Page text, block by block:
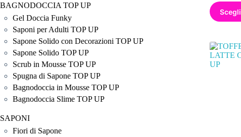
Scegli
BAGNODOCCIA TOP UP
Gel Doccia Funky
Saponi per Adulti TOP UP
Sapone Solido con Decorazioni TOP UP
Sapone Solido TOP UP
Scrub in Mousse TOP UP
Spugna di Sapone TOP UP
Bagnodoccia in Mousse TOP UP
Bagnodoccia Slime TOP UP
SAPONI
Fiori di Sapone